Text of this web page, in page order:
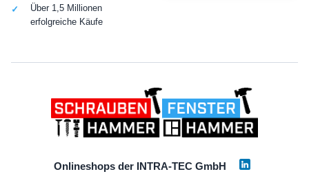
Über 1,5 Millionen
erfolgreiche Käufe
Onlineshops der INTRA-TEC GmbH